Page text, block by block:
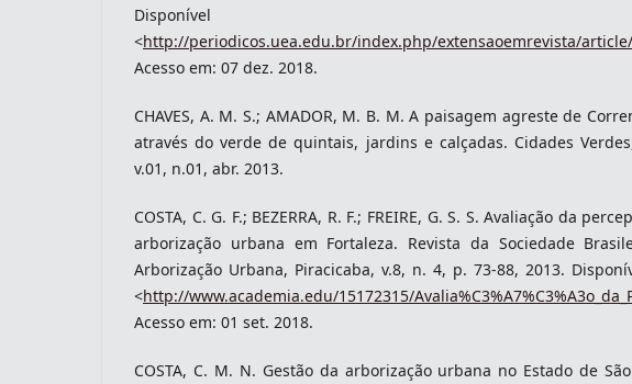
Disponível
<http://periodicos.uea.edu.br/index.php/extensaoemrevista/
Acesso em: 07 dez. 2018.
CHAVES, A. M. S.; AMADOR, M. B. M. A paisagem agreste de
através do verde de quintais, jardins e calçadas. Cidades
v.01, n.01, abr. 2013.
COSTA, C. G. F.; BEZERRA, R. F.; FREIRE, G. S. S. Avaliação da
arborização urbana em Fortaleza. Revista da Sociedade
Arborização Urbana, Piracicaba, v.8, n. 4, p. 73-88, 2013.
<http://www.academia.edu/15172315/
Acesso em: 01 set. 2018.
COSTA, C. M. N. Gestão da arborização urbana no Estado de